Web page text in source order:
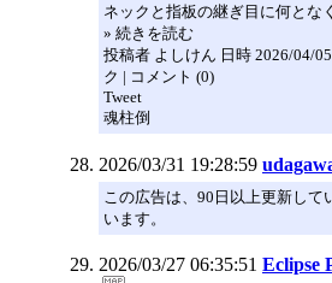
ネックと指板の継ぎ目に何とな
» 続きを読む
投稿者 よしけん 日時 2026/04/
ク | コメント (0)
Tweet
魂柱倒
2026/03/31 19:28:59
この広告は、90日以上更新して
います。
2026/03/27 06:35:51 Eclipse